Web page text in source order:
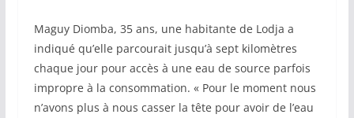
Maguy Diomba, 35 ans, une habitante de Lodja a
indiqué qu’elle parcourait jusqu’à sept kilomètres
chaque jour pour accès à une eau de source parfois
impropre à la consommation. « Pour le moment nous
n’avons plus à nous casser la tête pour avoir de l’eau